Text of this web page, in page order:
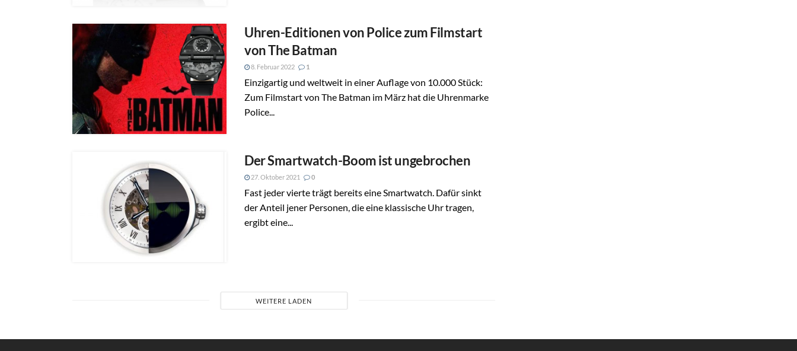
Uhren-Editionen von Police zum Filmstart
von The Batman
8. Februar 2022 1
Einzigartig und weltweit in einer Auflage von 10.000 Stück:
Zum Filmstart von The Batman im März hat die Uhrenmarke
Police...
Der Smartwatch-Boom ist ungebrochen
27. Oktober 2021 0
Fast jeder vierte trägt bereits eine Smartwatch. Dafür sinkt
der Anteil jener Personen, die eine klassische Uhr tragen,
ergibt eine...
WEITERE LADEN